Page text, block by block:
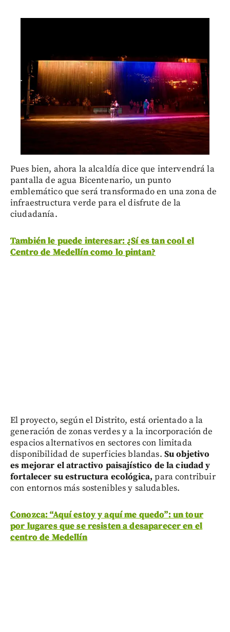
Pues bien, ahora la alcaldía dice que intervendrá la
pantalla de agua Bicentenario, un punto
emblemático que será transformado en una zona de
infraestructura verde para el disfrute de la
ciudadanía.
También le puede interesar: ¿Sí es tan cool el
Centro de Medellín como lo pintan?
El proyecto, según el Distrito, está orientado a la
generación de zonas verdes y a la incorporación de
espacios alternativos en sectores con limitada
disponibilidad de superficies blandas. Su objetivo
es mejorar el atractivo paisajístico de la ciudad y
fortalecer su estructura ecológica,para contribuir
con entornos más sostenibles y saludables.
Conozca: “Aquí estoy y aquí me quedo”: un tour
por lugares que se resisten a desaparecer en el
centro de Medellín